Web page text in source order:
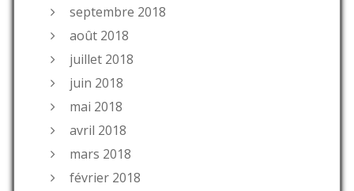
septembre 2018
août 2018
juillet 2018
juin 2018
mai 2018
avril 2018
mars 2018
février 2018